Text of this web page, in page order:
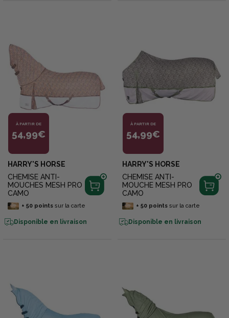
CODE ARTICLE 1182176 À
1182183. CHEMISE ANTI-ECZEMA
COULEUR GRISE : DU CODE
ARTICLE 1228259 À 1228267
1182183. CHEMISE ANTI-ECZEMA
COULEUR GRISE : DU CODE
ARTICLE 1228259 À 1228267
À PARTIR DE
54,99€
HARRY'S HORSE
CHEMISE ANTI-
MOUCHES MESH PRO
CAMO
+ 50pointssur la carte
Disponible en livraison
À PARTIR DE
54,99€
HARRY'S HORSE
CHEMISE ANTI-
MOUCHE MESH PRO
CAMO
+ 50pointssur la carte
Disponible en livraison